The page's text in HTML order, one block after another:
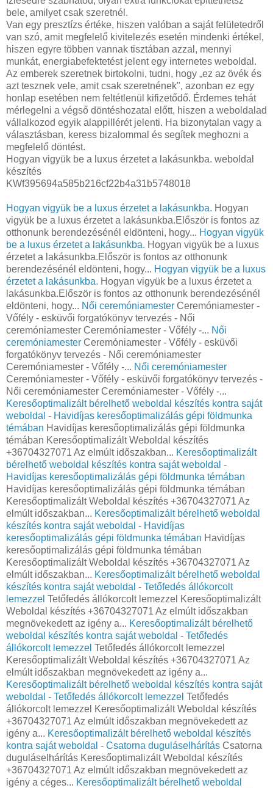
bele, amilyet csak szeretnél.
Van egy presztízs értéke, hiszen valóban a saját felületedről
van szó, amit megfelelő kivitelezés esetén mindenki értékel,
hiszen egyre többen vannak tisztában azzal, mennyi
munkát, energiabefektetést jelent egy internetes weboldal.
Az emberek szeretnek birtokolni, tudni, hogy „ez az övék és
azt tesznek vele, amit csak szeretnének", azonban ez egy
honlap esetében nem feltétlenül kifizetődő. Érdemes tehát
mérlegelni a végső döntéshozatal előtt, hiszen a weboldalad
vállalkozod egyik alappillérét jelenti. Ha bizonytalan vagy a
választásban, keress bizalommal és segítek meghozni a
megfelelő döntést.
Hogyan vigyük be a luxus érzetet a lakásunkba. weboldal
készítés
KWf395694a585b216cf22b4a31b5748018
Hogyan vigyük be a luxus érzetet a lakásunkba. Hogyan
vigyük be a luxus érzetet a lakásunkba.Először is fontos az
otthonunk berendezésénél eldönteni, hogy... Hogyan vigyük
be a luxus érzetet a lakásunkba. Hogyan vigyük be a luxus
érzetet a lakásunkba.Először is fontos az otthonunk
berendezésénél eldönteni, hogy... Hogyan vigyük be a luxus
érzetet a lakásunkba. Hogyan vigyük be a luxus érzetet a
lakásunkba.Először is fontos az otthonunk berendezésénél
eldönteni, hogy... Női ceremóniamester Ceremóniamester -
Vőfély - esküvői forgatókönyv tervezés - Női
ceremóniamester Ceremóniamester - Vőfély -... Női
ceremóniamester Ceremóniamester - Vőfély - esküvői
forgatókönyv tervezés - Női ceremóniamester
Ceremóniamester - Vőfély -... Női ceremóniamester
Ceremóniamester - Vőfély - esküvői forgatókönyv tervezés -
Női ceremóniamester Ceremóniamester - Vőfély -...
Keresőoptimalizált bérelhető weboldal készítés kontra saját
weboldal - Havidíjas keresőoptimalizálás gépi földmunka
témában Havidíjas keresőoptimalizálás gépi földmunka
témában Keresőoptimalizált Weboldal készítés
+36704327071 Az elmúlt időszakban... Keresőoptimalizált
bérelhető weboldal készítés kontra saját weboldal -
Havidíjas keresőoptimalizálás gépi földmunka témában
Havidíjas keresőoptimalizálás gépi földmunka témában
Keresőoptimalizált Weboldal készítés +36704327071 Az
elmúlt időszakban... Keresőoptimalizált bérelhető weboldal
készítés kontra saját weboldal - Havidíjas
keresőoptimalizálás gépi földmunka témában Havidíjas
keresőoptimalizálás gépi földmunka témában
Keresőoptimalizált Weboldal készítés +36704327071 Az
elmúlt időszakban... Keresőoptimalizált bérelhető weboldal
készítés kontra saját weboldal - Tetőfedés állókorcolt
lemezzel Tetőfedés állókorcolt lemezzel Keresőoptimalizált
Weboldal készítés +36704327071 Az elmúlt időszakban
megnövekedett az igény a... Keresőoptimalizált bérelhető
weboldal készítés kontra saját weboldal - Tetőfedés
állókorcolt lemezzel Tetőfedés állókorcolt lemezzel
Keresőoptimalizált Weboldal készítés +36704327071 Az
elmúlt időszakban megnövekedett az igény a...
Keresőoptimalizált bérelhető weboldal készítés kontra saját
weboldal - Tetőfedés állókorcolt lemezzel Tetőfedés
állókorcolt lemezzel Keresőoptimalizált Weboldal készítés
+36704327071 Az elmúlt időszakban megnövekedett az
igény a... Keresőoptimalizált bérelhető weboldal készítés
kontra saját weboldal - Csatorna duguláselhárítás Csatorna
duguláselhárítás Keresőoptimalizált Weboldal készítés
+36704327071 Az elmúlt időszakban megnövekedett az
igény a céges... Keresőoptimalizált bérelhető weboldal